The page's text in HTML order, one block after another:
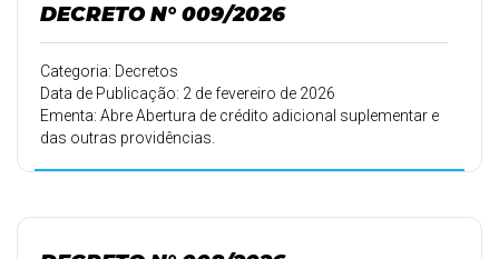
DECRETO N° 009/2026
Categoria: Decretos
Data de Publicação: 2 de fevereiro de 2026
Ementa: Abre Abertura de crédito adicional suplementar e
das outras providências.